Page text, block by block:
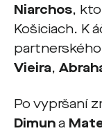
Niarchos,
Košiciach. K
partnerského
Vieira,
Po vypršaní
Dimuna